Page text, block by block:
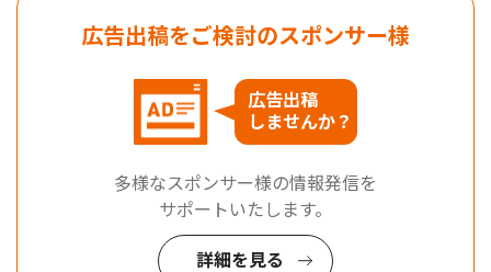
広告出稿をご検討のスポンサー様
広告出稿
しませんか？
多様なスポンサー様の情報発信を
サポートいたします。
詳細を見る